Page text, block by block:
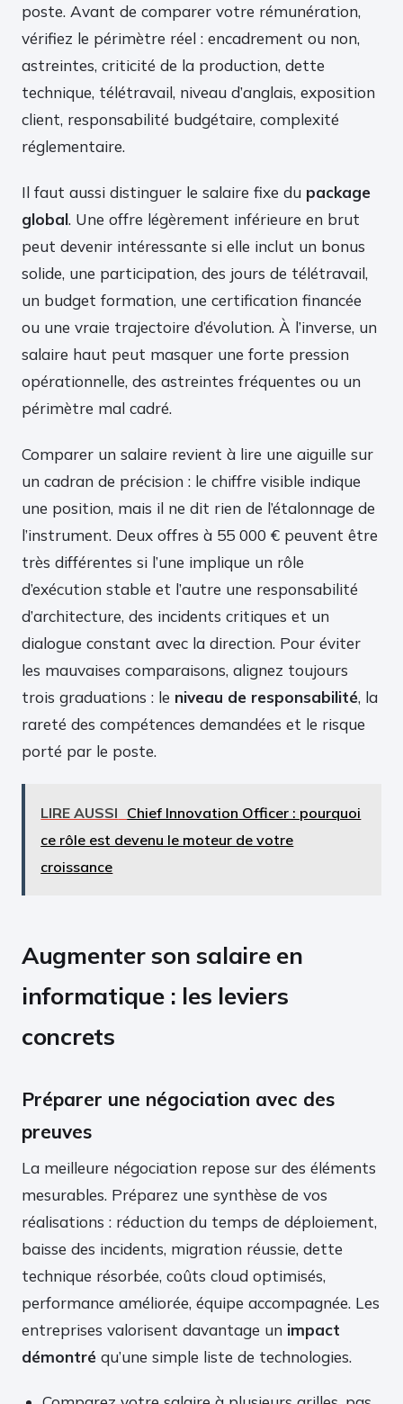
poste. Avant de comparer votre rémunération,
vérifiez le périmètre réel : encadrement ou non,
astreintes, criticité de la production, dette
technique, télétravail, niveau d’anglais, exposition
client, responsabilité budgétaire, complexité
réglementaire.
Il faut aussi distinguer le salaire fixe du package
global. Une offre légèrement inférieure en brut
peut devenir intéressante si elle inclut un bonus
solide, une participation, des jours de télétravail,
un budget formation, une certification financée
ou une vraie trajectoire d’évolution. À l’inverse, un
salaire haut peut masquer une forte pression
opérationnelle, des astreintes fréquentes ou un
périmètre mal cadré.
Comparer un salaire revient à lire une aiguille sur
un cadran de précision : le chiffre visible indique
une position, mais il ne dit rien de l’étalonnage de
l’instrument. Deux offres à 55 000 € peuvent être
très différentes si l’une implique un rôle
d’exécution stable et l’autre une responsabilité
d’architecture, des incidents critiques et un
dialogue constant avec la direction. Pour éviter
les mauvaises comparaisons, alignez toujours
trois graduations : le niveau de responsabilité, la
rareté des compétences demandées et le risque
porté par le poste.
LIRE AUSSI Chief Innovation Officer : pourquoi
ce rôle est devenu le moteur de votre
croissance
Augmenter son salaire en
informatique : les leviers
concrets
Préparer une négociation avec des
preuves
La meilleure négociation repose sur des éléments
mesurables. Préparez une synthèse de vos
réalisations : réduction du temps de déploiement,
baisse des incidents, migration réussie, dette
technique résorbée, coûts cloud optimisés,
performance améliorée, équipe accompagnée. Les
entreprises valorisent davantage un impact
démontré qu’une simple liste de technologies.